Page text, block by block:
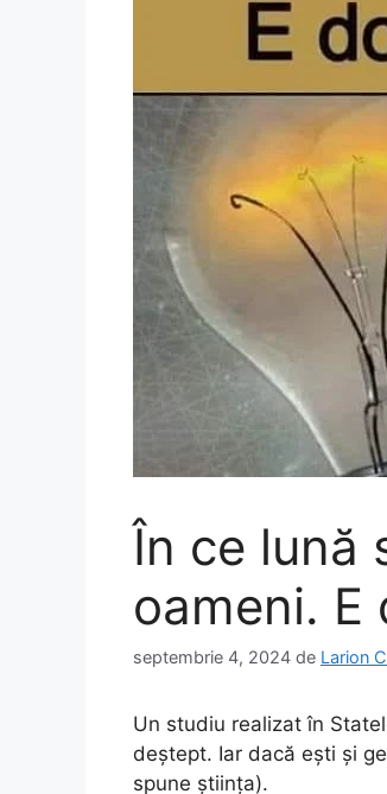
În ce lună
oameni.
septembrie 4, 2024 de Larion
Un studiu realizat în
deștept. Iar dacă ești și
spune știința).